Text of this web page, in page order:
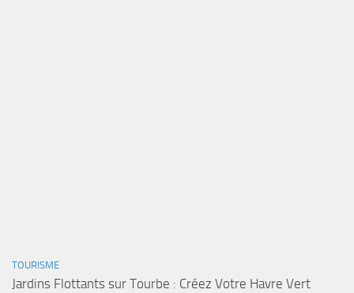
TOURISME
Jardins Flottants sur Tourbe : Créez Votre Havre Vert